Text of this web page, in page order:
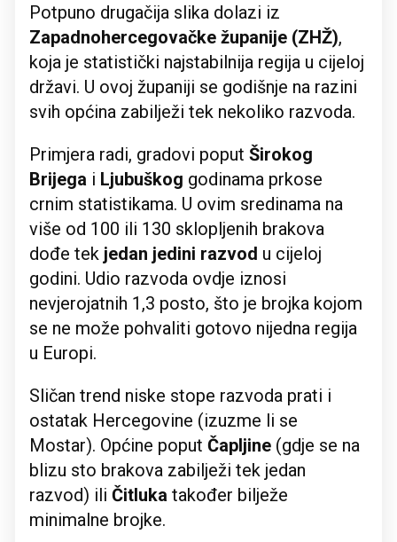
Potpuno drugačija slika dolazi iz
Zapadnohercegovačke županije (ZHŽ),
koja je statistički najstabilnija regija u cijeloj
državi. U ovoj županiji se godišnje na razini
svih općina zabilježi tek nekoliko razvoda.
Primjera radi, gradovi poput Širokog
Brijega i Ljubuškog godinama prkose
crnim statistikama. U ovim sredinama na
više od 100 ili 130 sklopljenih brakova
dođe tek jedan jedini razvod u cijeloj
godini. Udio razvoda ovdje iznosi
nevjerojatnih 1,3 posto, što je brojka kojom
se ne može pohvaliti gotovo nijedna regija
u Europi.
Sličan trend niske stope razvoda prati i
ostatak Hercegovine (izuzme li se
Mostar). Općine poput Čapljine (gdje se na
blizu sto brakova zabilježi tek jedan
razvod) ili Čitluka također bilježe
minimalne brojke.